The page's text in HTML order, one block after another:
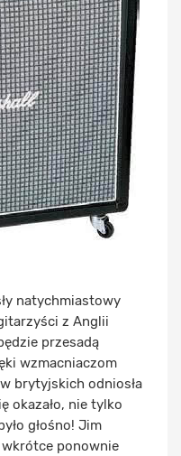
natychmiastowy
z Anglii
przesadą
wzmacniaczom
brytyjskich odniosła
okazało, nie tylko
głośno! Jim
wkrótce ponownie